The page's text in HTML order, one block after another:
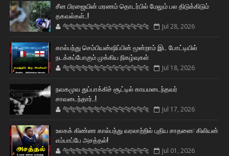
சீன பிரஜையின் மரணம் தொடர்பில் மேலும் பல திடுக்கிடும்
தகவல்கள்..!
🐅🐅🐅🐅🐅🐅🐆🐆🐆🐆🐆🐆🐆🐆 Jul 28, 2026
கால்பந்து செம்பியன்ஷிப்பின் மூன்றாம் இட போட்டியில்
நடக்கப்போகும் முக்கிய நிகழ்வுகள்
🐅🐅🐅🐅🐅🐅🐆🐆🐆🐆🐆🐆🐆🐆 Jul 18, 2026
நவகமுவ துப்பாக்கிச் சூட்டில் காயமடைந்தவர்
சாவடைந்தார்..!
🐅🐅🐅🐅🐅🐅🐆🐆🐆🐆🐆🐆🐆🐆 Jul 17, 2026
உலகக் கிண்ண கால்பந்து வரலாற்றில் புதிய சாதனை: கிலியன்
எம்பாப்பே அசத்தல்!
🐅🐅🐅🐅🐅🐅🐆🐆🐆🐆🐆🐆🐆🐆 Jul 01, 2026